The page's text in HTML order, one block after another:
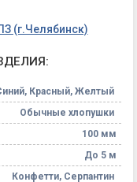
(г.Челябинск)
Красный, Желтый
Обычные хлопушки
100 мм
До 5 м
Конфетти, Серпантин